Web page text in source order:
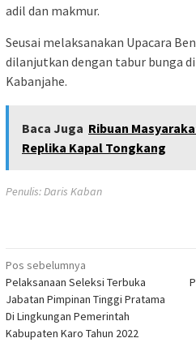
adil dan makmur.
Seusai melaksanakan Upacara
dilanjutkan dengan tabur bunga
Kabanjahe.
Baca Juga Ribuan
Replika Kapal Tongkang
Penulis: Daris Kaban
Navigasi
pos
Pos sebelumnya
Pelaksanaan Seleksi Terbuka
Jabatan Pimpinan Tinggi Pratama
Di Lingkungan Pemerintah
Kabupaten Karo Tahun 2022